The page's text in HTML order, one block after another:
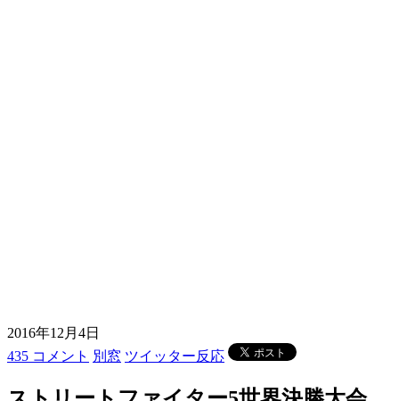
2016年12月4日
435 コメント 別窓 ツイッター反応